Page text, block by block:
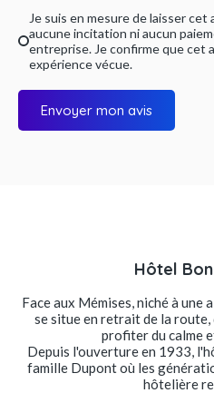
Je suis en mesure de laisser
aucune incitation ni aucun
entreprise. Je confirme que cet
expérience vécue.
Envoyer mon avis
Hôtel
Face aux Mémises, niché à une
se situe en retrait de la route,
profiter du calme
Depuis l'ouverture en 1933,
famille Dupont où les
hôtelière